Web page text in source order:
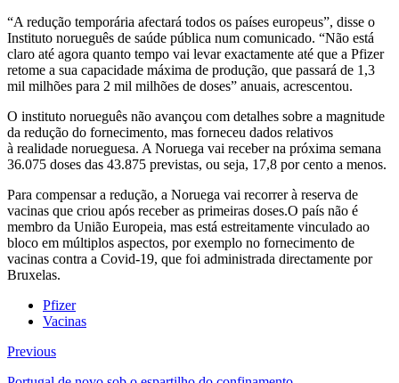
“A redução temporária afectará todos os países europeus”, disse o
Instituto norueguês de saúde pública num comunicado. “Não está
claro até agora quanto tempo vai levar exactamente até que a Pfizer
retome a sua capacidade máxima de produção, que passará de 1,3
mil milhões para 2 mil milhões de doses” anuais, acrescentou.
O instituto norueguês não avançou com detalhes sobre a magnitude
da redução do fornecimento, mas forneceu dados relativos
à realidade norueguesa. A Noruega vai receber na próxima semana
36.075 doses das 43.875 previstas, ou seja, 17,8 por cento a menos.
Para compensar a redução, a Noruega vai recorrer à reserva de
vacinas que criou após receber as primeiras doses.O país não é
membro da União Europeia, mas está estreitamente vinculado ao
bloco em múltiplos aspectos, por exemplo no fornecimento de
vacinas contra a Covid-19, que foi administrada directamente por
Bruxelas.
Pfizer
Vacinas
Previous